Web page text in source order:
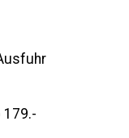
179.-